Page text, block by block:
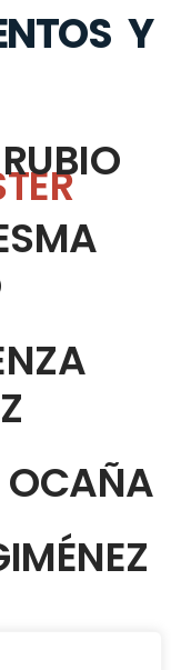
Y
OCAÑA